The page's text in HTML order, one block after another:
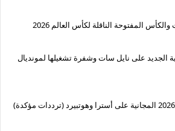
المفتوحة الناقلة لكأس العالم 2026
الجديد على نايل سات وشفرة تشغيلها لمونديال